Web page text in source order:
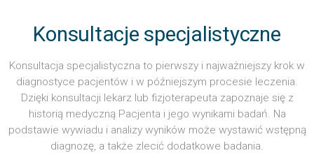
Konsultacje specjalistyczne
Konsultacja specjalistyczna to pierwszy i najważniejszy krok w
diagnostyce pacjentów i w późniejszym procesie leczenia.
Dzięki konsultacji lekarz lub fizjoterapeuta zapoznaje się z
historią medyczną Pacjenta i jego wynikami badań. Na
podstawie wywiadu i analizy wyników może wystawić wstępną
diagnozę, a także zlecić dodatkowe badania.